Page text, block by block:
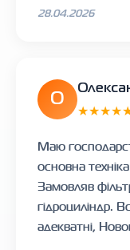
28.04.2026
О
Маю
основна
Замовляв
гідроциліндр.
адекватні,